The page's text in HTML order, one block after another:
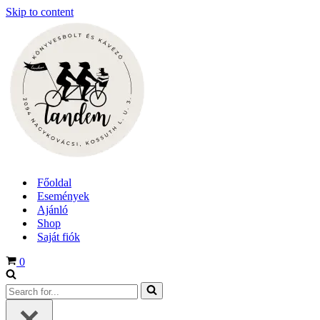
Skip to content
Főoldal
Események
Ajánló
Shop
Saját fiók
Cart
0
Search
for...